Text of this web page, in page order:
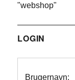
"webshop"
LOGIN
Brugernavn: